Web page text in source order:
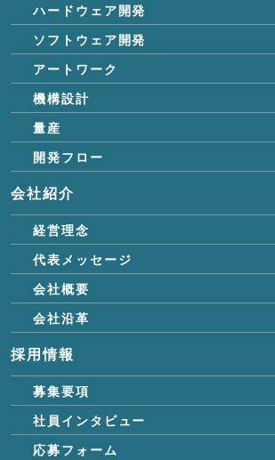
ハードウェア開発
ソフトウェア開発
アートワーク
機構設計
量産
開発フロー
会社紹介
経営理念
代表メッセージ
会社概要
会社沿革
採用情報
募集要項
社員インタビュー
応募フォーム